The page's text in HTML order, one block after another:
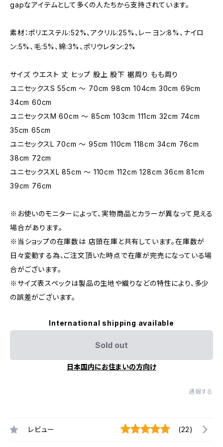
gapなアイテムとして多くの人たちから支持されています。
素材：ポリエステル:52%、アクリル:25%、レーヨン:8%、ナイロ
ン:5%、毛:5%、綿:3%、ポリウレタン:2%
サイズ ウエスト 丈 ヒップ 股上 股下 裾周り もも周り
ユニセックスS 55cm ～ 70cm 98cm 104cm 30cm 69cm
34cm 60cm
ユニセックスM 60cm ～ 85cm 103cm 111cm 32cm 74cm
35cm 65cm
ユニセックスL 70cm ～ 95cm 110cm 118cm 34cm 76cm
38cm 72cm
ユニセックスXL 85cm ～ 110cm 112cm 128cm 36cm 81cm
39cm 76cm
※お使いのモニターによって、実物商品とカラーが異なって見える
場合があります。
※当ショップの在庫数は 店頭在庫と共有しています。在庫数が
日々変動する為、ご注文頂いた時点で在庫が完売になっている場
合がございます。
※サイズ表スペックは製品の生地や織りなどの特性により、多少
の誤差がございます。
International shipping available
Sold out
日本国内にお住まいの方向け
通報する
レビュー (22)